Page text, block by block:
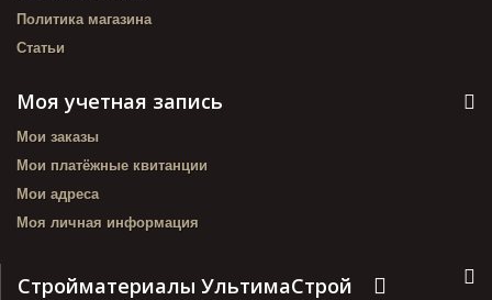
Политика магазина
Статьи
Моя учетная запись
Мои заказы
Мои платёжные квитанции
Мои адреса
Моя личная информация
Стройматериалы УльтимаСтрой